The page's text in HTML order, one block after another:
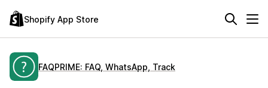
Shopify App Store
FAQPRIME: FAQ, WhatsApp, Track